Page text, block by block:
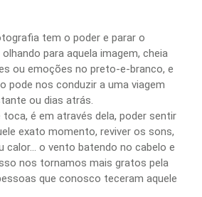
tem o poder e parar o
para aquela imagem, cheia
ou emoções no preto-e-branco, e
pode nos conduzir a uma viagem
ou dias atrás.
é em através dela, poder sentir
exato momento, reviver os sons,
calor… o vento batendo no cabelo e
nos tornamos mais gratos pela
que conosco teceram aquele